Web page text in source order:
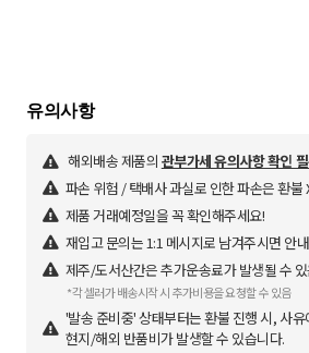
유의사항
해외배송 제품의 관부가세 유의사항 확인
파손 위험 / 택배사 과실로 인한 파손은 환불
제품 거래예정일을 꼭 확인해주세요!
재입고 문의는 1:1 메시지로 남겨주시면 안
제주/도서산간은 추가운송료가 발생될 수
*각 셀러가 배송시작 시 추가비용을 요청할 수 있음
'발송 준비중' 상태부터는 환불 진행 시, 사유
현지/해외 반품비가 발생할 수 있습니다.